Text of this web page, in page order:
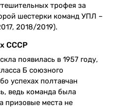
трофея за
шестерки команд УПЛ –
2018/2019).
СССР
появилась в 1957 году,
Б союзного
успехах полтавчан
ведь команда была
призовые места не